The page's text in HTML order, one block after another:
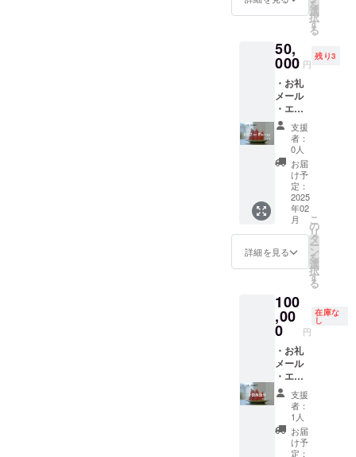
記入く
ださ
キャス
トオフ
ショッ
ト ・撮
影時の
オフ
ショッ
ト(デー
タ)を5
枚記載
されて
いる
アドレ
スにお
す。 脚
本デー
タを提
供 ・脚
本(決定
稿)の
PDF
データ
を記載
されて
いる
メール
に支援
者様の
お名前
を掲載
しま
す。 ・
団体名
や企業
名も
可。 ・
文字の
み、ロ
ゴ／バ
ナーの
掲載は
不可。
・支援
望され
るお名
前をご
記入く
ださ
い。
キャス
トオフ
ショッ
ト ・撮
影時の
オフ
ご招待
・脚本
オリジ
ナルフ
ライ
ヤー提
供 【詳
細】 お
礼メー
ル ・監
督の永
田と脚
本の夜
終から
感謝の
気持ち
を込め
たメー
ルを送
す。 エ
ンド
ロール
記名 ・
エンド
ロール
に支援
者様の
お名前
を掲載
しま
す。 ・
団体名
を
選
択
す
る
50,
000 円
残り3
・お礼
メール
・エン
ドロー
ル記名
・キャ
ストオ
ショッ
ト ・脚
本デー
タを提
供 ・上
映会に
ご招待
・脚本
オリジ
ナルフ
ライ
ヤー提
供 ・完
成作品
のDVD
or Blu-
ray
【詳
細】 お
礼メー
ル ・監
支援
者：
0人
お届
け予
定：
2025
年02
月
詳細を見る
こ
の
リ
タ
ー
ン
を
選
択
す
る
100
,00
0 円
在庫な
し
・お礼
メール
・エン
ドロー
ル記名
・キャ
ストオ
ショッ
支援
者：
1人
お届
け予
定：